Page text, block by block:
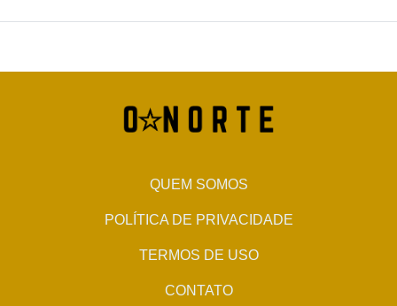
QUEM SOMOS
POLÍTICA DE PRIVACIDADE
TERMOS DE USO
CONTATO